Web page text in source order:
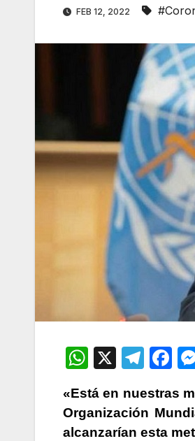
FEB 12, 2022
W
at
s
X
T
e
gr
F
c
e
«Está en nuestras
Organización
alcanzarían esta